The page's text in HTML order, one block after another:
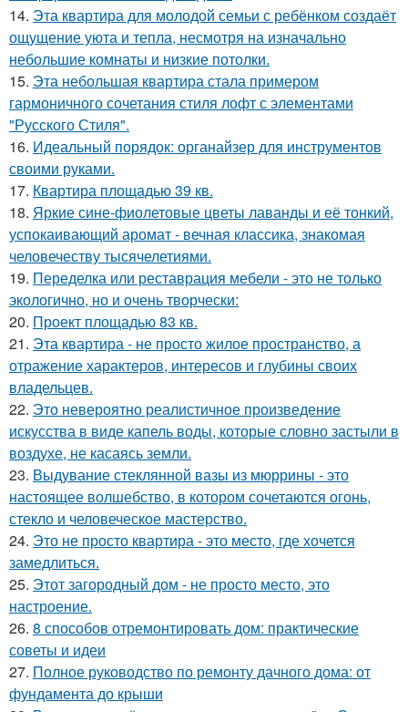
14. Эта квартира для молодой семьи с ребёнком создаёт
ощущение уюта и тепла, несмотря на изначально
небольшие комнаты и низкие потолки.
15. Эта небольшая квартира стала примером
гармоничного сочетания стиля лофт с элементами
"Русского Стиля".
16. Идеальный порядок: органайзер для инструментов
своими руками.
17. Квартира площадью 39 кв.
18. Яркие сине-фиолетовые цветы лаванды и её тонкий,
успокаивающий аромат - вечная классика, знакомая
человечеству тысячелетиями.
19. Переделка или реставрация мебели - это не только
экологично, но и очень творчески:
20. Проект площадью 83 кв.
21. Эта квартира - не просто жилое пространство, а
отражение характеров, интересов и глубины своих
владельцев.
22. Это невероятно реалистичное произведение
искусства в виде капель воды, которые словно застыли в
воздухе, не касаясь земли.
23. Выдувание стеклянной вазы из мюррины - это
настоящее волшебство, в котором сочетаются огонь,
стекло и человеческое мастерство.
24. Это не просто квартира - это место, где хочется
замедлиться.
25. Этот загородный дом - не просто место, это
настроение.
26. 8 способов отремонтировать дом: практические
советы и идеи
27. Полное руководство по ремонту дачного дома: от
фундамента до крыши